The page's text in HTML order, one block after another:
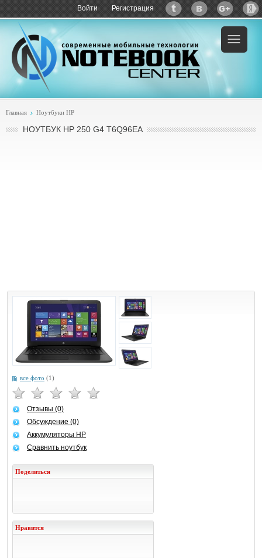
Войти Регистрация
Пример:купить HP 250 G4 T6Q96EA
Главная Ноутбуки HP
НОУТБУК HP 250 G4 T6Q96EA
все фото (1)
Отзывы (0)
Обсуждение (0)
Аккумуляторы HP
Сравнить ноутбук
Поделиться
Нравится